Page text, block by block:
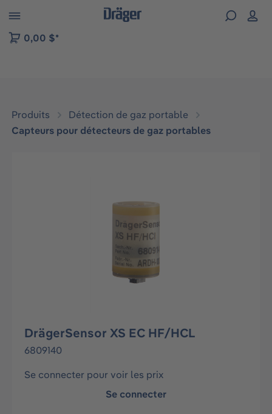
to B2B platform navigation
0,00 $*
Produits
Détection de gaz portable
Capteurs pour détecteurs de gaz portables
DrägerSensor XS EC HF/HCL
6809140
Se connecter pour voir les prix
Se connecter